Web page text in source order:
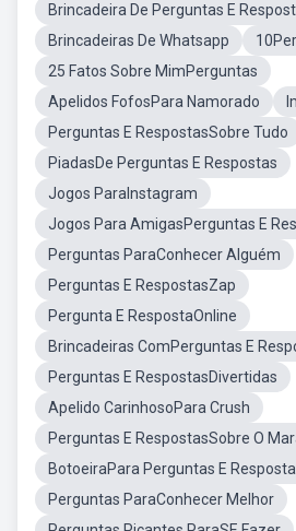
Brincadeira De Perguntas E
Brincadeiras De Whatsapp
25 Fatos Sobre MimPerguntas
Apelidos FofosPara Namorado
Perguntas E RespostasSobre Tudo
PiadasDe Perguntas E Respostas
Jogos ParaInstagram
Jogos Para AmigasPerguntas E
Perguntas ParaConhecer Alguém
Perguntas E RespostasZap
Pergunta E RespostaOnline
Brincadeiras ComPerguntas E
Perguntas E RespostasDivertidas
Apelido CarinhosoPara Crush
Perguntas E RespostasSobre O
BotoeiraPara Perguntas E
Perguntas ParaConhecer Melhor